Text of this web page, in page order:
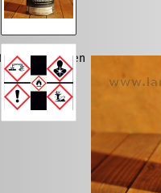
anzeigen